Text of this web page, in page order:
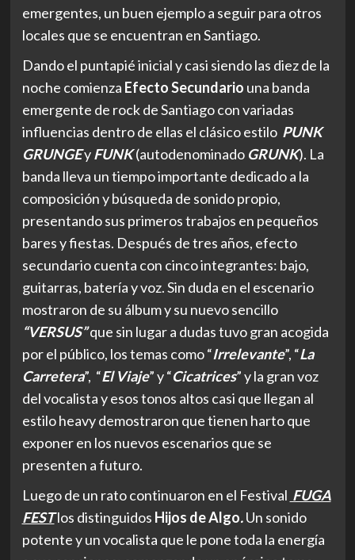
emergentes, un buen ejemplo a seguir para otros
locales que se encuentran en Santiago.
Dando el puntapié inicial y casi siendo las diez de la
noche comienza Efecto Secundario una banda
emergente de rock de Santiago con variadas
influencias dentro de ellas el clásico estilo PUNK
GRUNGEyFUNK(autodenominado GRUNK). La
banda lleva un tiempo importante dedicado a la
composición y búsqueda de sonido propio,
presentando sus primeros trabajos en pequeños
bares y fiestas. Después de tres años, efecto
secundario cuenta con cinco integrantes: bajo,
guitarras, batería y voz. Sin duda en el escenario
mostraron de su álbum y su nuevo sencillo
“VERSUS”que sin lugar a dudas tuvo gran acogida
por el público, los temas como “Irrelevante”, “La
Carretera”, “El Viaje” y “Cicatrices” y la gran voz
del vocalista y esos tonos altos casi que llegan al
estilo heavy demostraron que tienen harto que
exponer en los nuevos escenarios que se
presenten a futuro.
Luego de un rato continuaron en el Festival FUGA
FESTlos distinguidos Hijos de Algo.Un sonido
potente y un vocalista que le pone toda la energía